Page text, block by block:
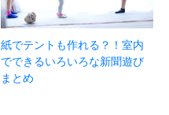
紙でテントも作れる？！室内
でできるいろいろな新聞遊び
まとめ